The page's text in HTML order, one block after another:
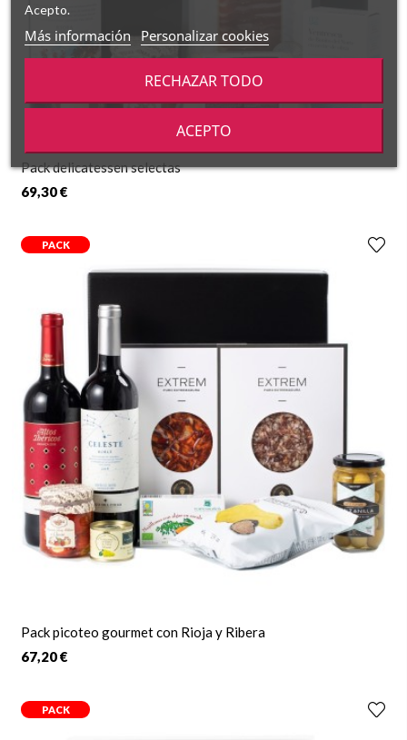
Pack delicatessen selectas
69,30 €
PACK
Pack picoteo gourmet con Rioja y Ribera
67,20 €
PACK
Acepto.
Más información Personalizar cookies
RECHAZAR TODO
ACEPTO